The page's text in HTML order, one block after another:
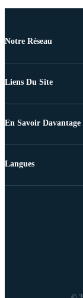
Notre Réseau
Liens Du Site
En Savoir Davantage
Langues